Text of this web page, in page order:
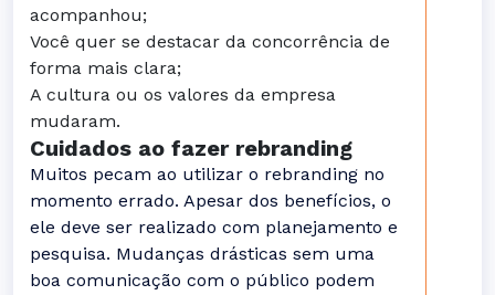
acompanhou;
Você quer se destacar da concorrência de
forma mais clara;
A cultura ou os valores da empresa
mudaram.
Cuidados ao fazer rebranding
Muitos pecam ao utilizar o rebranding no
momento errado. Apesar dos benefícios, o
ele deve ser realizado com planejamento e
pesquisa. Mudanças drásticas sem uma
boa comunicação com o público podem